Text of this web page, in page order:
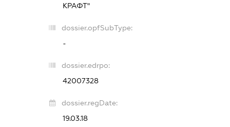
КРАФТ"
dossier.opfSubType:
-
dossier.edrpo:
42007328
dossier.regDate:
19.03.18